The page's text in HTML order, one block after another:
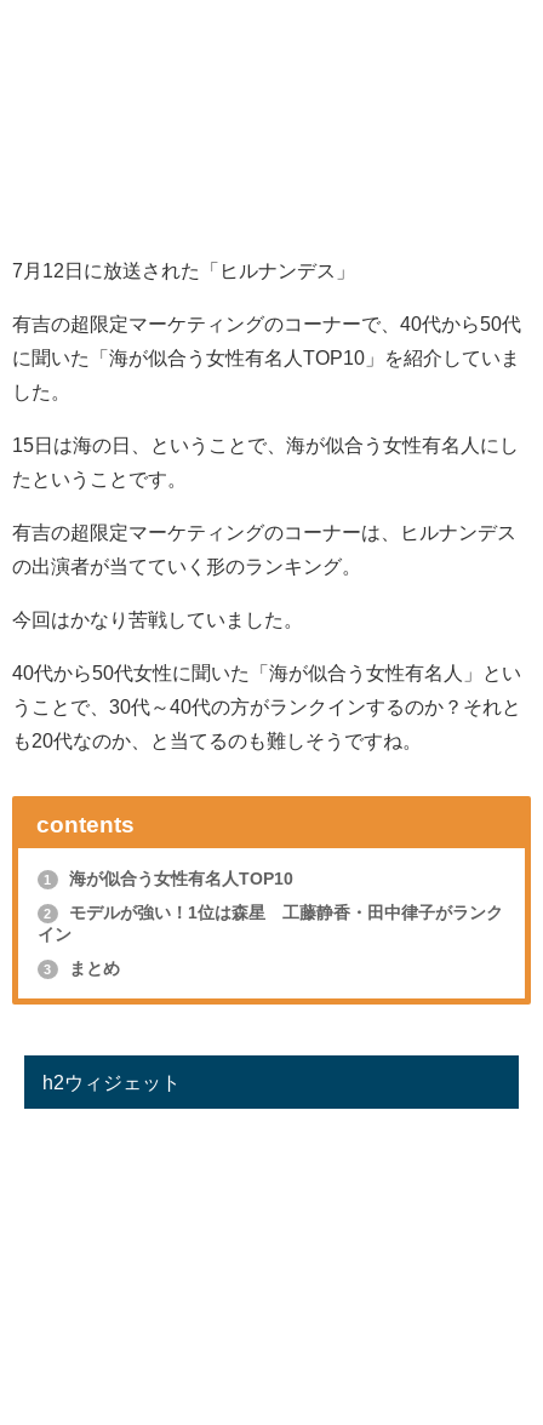
7月12日に放送された「ヒルナンデス」
有吉の超限定マーケティングのコーナーで、40代から50代
に聞いた「海が似合う女性有名人TOP10」を紹介していま
した。
15日は海の日、ということで、海が似合う女性有名人にし
たということです。
有吉の超限定マーケティングのコーナーは、ヒルナンデス
の出演者が当てていく形のランキング。
今回はかなり苦戦していました。
40代から50代女性に聞いた「海が似合う女性有名人」とい
うことで、30代～40代の方がランクインするのか？それと
も20代なのか、と当てるのも難しそうですね。
contents
1 海が似合う女性有名人TOP10
2
モデルが強い！1位は森星 工藤静香・田中律子がランク
イン
3 まとめ
h2ウィジェット